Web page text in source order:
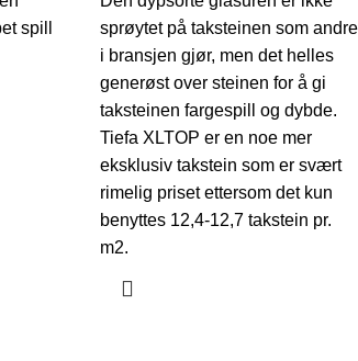
spill
sprøytet på taksteinen som andre
i bransjen gjør, men det helles
generøst over steinen for å gi
taksteinen fargespill og dybde.
Tiefa XLTOP er en noe mer
eksklusiv takstein som er svært
rimelig priset ettersom det kun
benyttes 12,4-12,7 takstein pr.
m2.